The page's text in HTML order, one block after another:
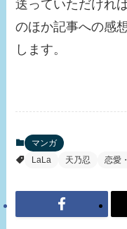
送っていただけれ
のほか記事への感
します。
マンガ
LaLa
天乃忍 恋愛